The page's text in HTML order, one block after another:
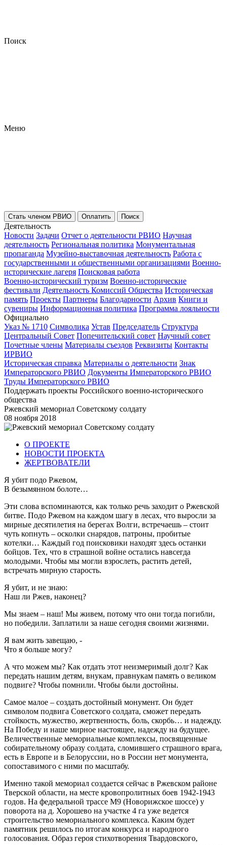
Поиск
Меню
Стать членом РВИО Оплатить Поиск
Деятельность
Новости Задачи Отчет о деятельности РВИО Научная
деятельность Региональная политика Монументальная
пропаганда Музейно-выставочная деятельность Работа с
государственными и общественными организациями Военно-
исторические лагеря Поисковая работа
Военно-исторический туризм Военно-исторические
фестивали Деятельность Комиссий Общества Историческая
память Проекты Партнеры Благодарности Архив Книги и
сувениры Информационная политика Программа лояльности
Официально
Указ № 1710 Символика Устав Председатель Структура
Центральный Совет Попечительский совет Научный совет
Почетные члены Материалы съездов Реквизиты Контакты
ИРВИО
Историческая справка Материалы о деятельности Знак
Императорского РВИО Документы Императорского РВИО
Труды Императорского РВИО
Поддержать проекты Российского военно-исторического
общества
Ржевский мемориал Советскому солдату
08 ноября 2018
О ПРОЕКТЕ
НОВОСТИ ПРОЕКТА
ЖЕРТВОВАТЕЛИ
Я убит подо Ржевом,
В безымянном болоте…
Эти слова вспоминаются, как только речь заходит о Ржевской
битве. Подо Ржевом на каждом шагу в лесах, что выросли за
мирные десятилетия на берегах Волги, встречаешь – стоит
чуть копнуть – осколки снарядов, патроны, пробитые
котелки… Каждый год поисковики находят здесь останки
бойцов. Тех, что в страшной войне остались навсегда
молодыми. Чтобы мы могли взрослеть, растить детей,
встречать мирную старость.
Я убит, и не знаю:
Наш ли Ржев, наконец?
Мы знаем – наш! Мы живем, потому что они тогда погибли,
но победили. Заплатили за наше сегодня своими жизнями.
Я вам жить завещаю, -
Что я больше могу?
А что можем мы? Как отдать этот неизмеримый долг? Как
передать нашим детям, внукам, правнукам память о великом
подвиге? Чтобы помнили. Чтобы были достойны.
Самое малое – создать достойный монумент. Он будет
символом подвига Советского солдата, сможет передать
стойкость, мужество, жертвенность, боль, скорбь… и надежду.
На Победу и наше мирное настоящее, надежду на будущее.
Величественные мемориальные комплексы, посвященные
собирательному образу солдата, сломившего страшного врага,
есть в Европе и в Белоруссии, но в России нет монумента,
сопоставимого с ними по масштабу.
Именно такой мемориал создается сейчас в Ржевском районе
Тверской области, на месте кровопролитных боев 1942-1943
годов. На федеральной трассе М9 (Новорижское шоссе) у
поворота на д. Хорошево на участке 4 га уже ведется
строительство мемориального комплекса. Каким будет
памятник решилось по итогам конкурса и народного
голосования. Образ героя стихотворения Твардовского,